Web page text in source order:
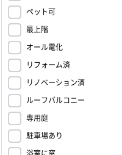
ペット可
最上階
オール電化
リフォーム済
リノベーション済
ルーフバルコニー
専用庭
駐車場あり